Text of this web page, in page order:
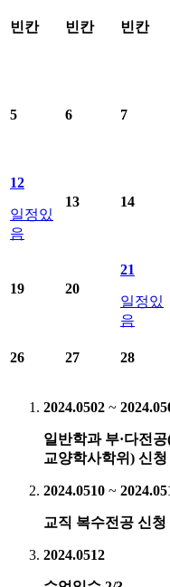
빈칸 빈칸 빈칸
5 6 7
12
일정있
음
13 14
19 20
21
일정있
음
26 27 28
2024.0502 ~ 2024.05
일반학과 부·다전공
교양학사학위) 신청
2024.0510 ~ 2024.05
교직 복수전공 신청
2024.0512